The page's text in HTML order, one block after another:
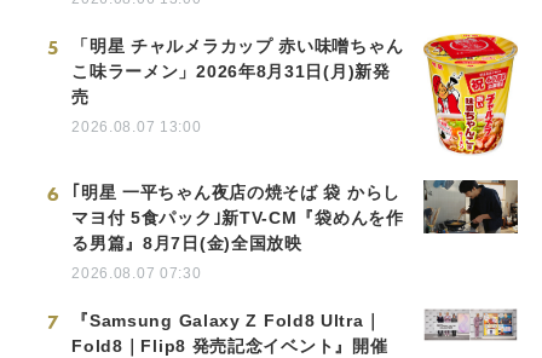
5
「明星 チャルメラカップ 赤い味噌ちゃん
こ味ラーメン」2026年8月31日(月)新発
売
2026.08.07 13:00
6
｢明星 一平ちゃん夜店の焼そば 袋 からし
マヨ付 5食パック｣新TV-CM『袋めんを作
る男篇』8月7日(金)全国放映
2026.08.07 07:30
7
『Samsung Galaxy Z Fold8 Ultra｜
Fold8｜Flip8 発売記念イベント』開催